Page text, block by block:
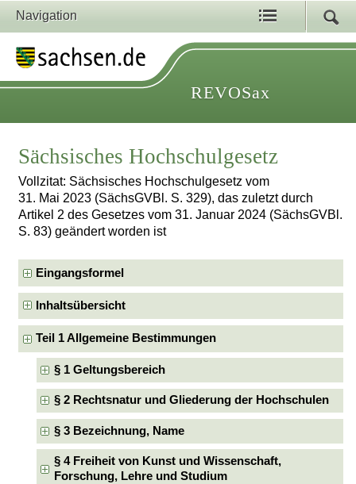
Navigation
REVOSax
Sächsisches Hochschulgesetz
Vollzitat: Sächsisches Hochschulgesetz vom
31. Mai 2023 (SächsGVBl. S. 329), das zuletzt durch
Artikel 2 des Gesetzes vom 31. Januar 2024 (SächsGVBl.
S. 83) geändert worden ist
Eingangsformel
Inhaltsübersicht
Teil 1 Allgemeine Bestimmungen
§ 1 Geltungsbereich
§ 2 Rechtsnatur und Gliederung der Hochschulen
§ 3 Bezeichnung, Name
§ 4 Freiheit von Kunst und Wissenschaft,
Forschung, Lehre und Studium